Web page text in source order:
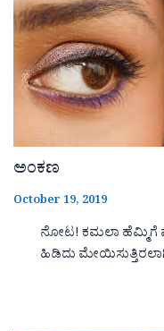
ಅಂಕಣ
October 19, 2019
ನೋಟ! ಕಮಲಾ ಹೆಮ್ಮಿಗೆ
ಹಿಡಿದು